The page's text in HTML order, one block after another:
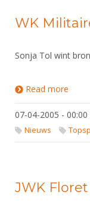
WK
Sonja Tol wint
Read more
07-04-2005 - 00:00
Nieuws
JWK